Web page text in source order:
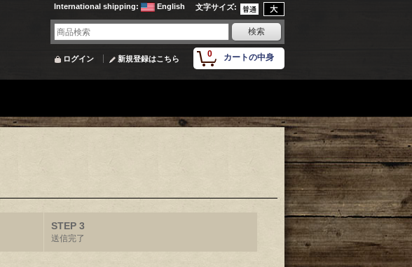
文字サイズ:
International shipping: English
0 カートの中身
ログイン 新規登録はこちら
STEP 3
送信完了